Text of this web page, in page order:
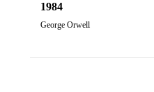
1984
George Orwell